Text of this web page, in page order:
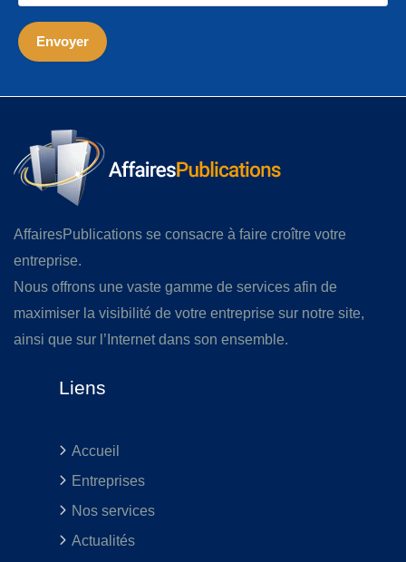
AffairesPublications se consacre à faire croître votre
entreprise.
Nous offrons une vaste gamme de services afin de
maximiser la visibilité de votre entreprise sur notre site,
ainsi que sur l’Internet dans son ensemble.
Liens
Accueil
Entreprises
Nos services
Actualités